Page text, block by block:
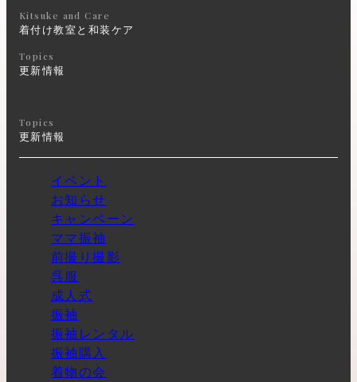
Kitsuke and Care
着付け教室と和装ケア
Topics
更新情報
Topics
更新情報
イベント
お知らせ
キャンペーン
ママ振袖
前撮り撮影
呉服
成人式
振袖
振袖レンタル
振袖購入
着物の会